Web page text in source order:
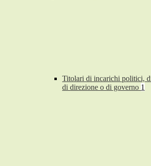
Titolari di incarichi politici,
di direzione o di governo 1